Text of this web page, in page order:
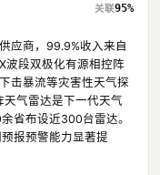
95%
应商，99.9%收入来自
波段双极化有源相控阵
击暴流等灾害性天气探
气雷达是下一代天气
省布设近300台雷达。
报预警能力显著提